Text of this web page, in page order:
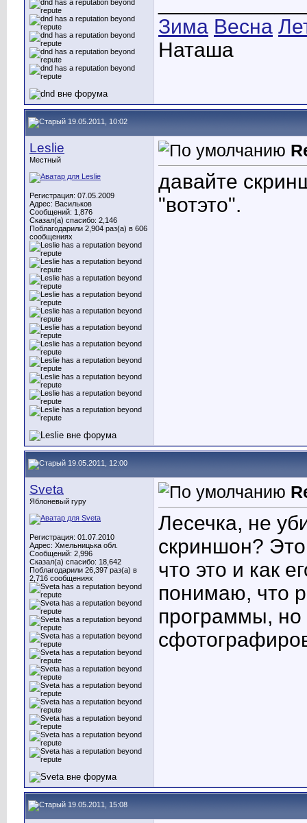
Зима Весна
Наташа
19.05.2011, 10:02
Leslie
Местный
Регистрация: 07.05.2009
Адрес: Васильков
Сообщений: 1,876
Сказал(а) спасибо: 2,146
Поблагодарили 2,904 раз(а) в 606
сообщениях
давайте
"вотэто".
19.05.2011, 12:00
Sveta
Яблоневый гуру
Регистрация: 01.07.2010
Адрес: Хмельницька обл.
Сообщений: 2,996
Сказал(а) спасибо: 18,642
Поблагодарили 26,397 раз(а) в
2,716 сообщениях
Лесечка, не
скриншон?
что это и как
понимаю, что
программы,
19.05.2011, 15:08